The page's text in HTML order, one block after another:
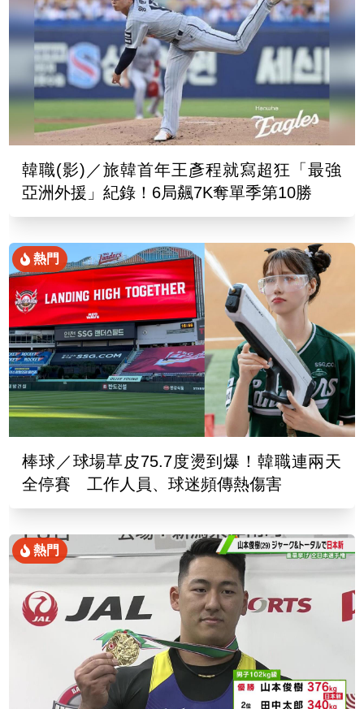
韓職(影)／旅韓首年王彥程就寫超狂「最強
亞洲外援」紀錄！6局飆7K奪單季第10勝
熱門
棒球／球場草皮75.7度燙到爆！韓職連兩天
全停賽 工作人員、球迷頻傳熱傷害
熱門